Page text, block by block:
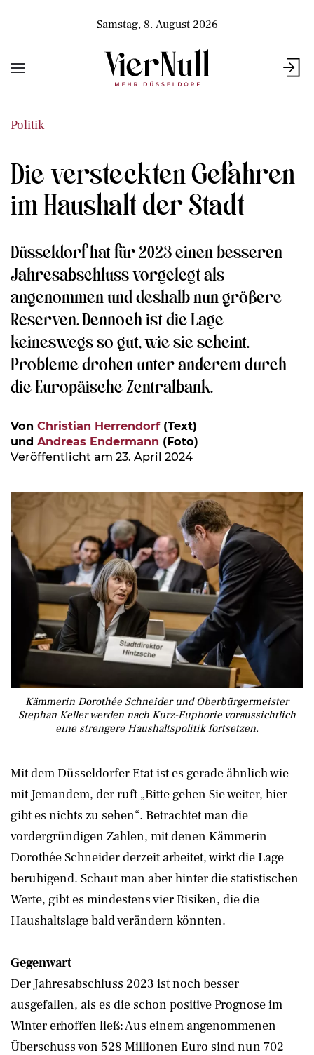
Samstag, 8. August 2026
Politik
Die versteckten Gefahren
im Haushalt der Stadt
Düsseldorf hat für 2023 einen besseren
Jahresabschluss vorgelegt als
angenommen und deshalb nun größere
Reserven. Dennoch ist die Lage
keineswegs so gut, wie sie scheint.
Probleme drohen unter anderem durch
die Europäische Zentralbank.
Von Christian Herrendorf(Text)
und Andreas Endermann (Foto)
Veröffentlicht am 23. April 2024
Kämmerin Dorothée Schneider und Oberbürgermeister
Stephan Keller werden nach Kurz-Euphorie voraussichtlich
eine strengere Haushaltspolitik fortsetzen.
Mit dem Düsseldorfer Etat ist es gerade ähnlich wie
mit Jemandem, der ruft „Bitte gehen Sie weiter, hier
gibt es nichts zu sehen“. Betrachtet man die
vordergründigen Zahlen, mit denen Kämmerin
Dorothée Schneider derzeit arbeitet, wirkt die Lage
beruhigend. Schaut man aber hinter die statistischen
Werte, gibt es mindestens vier Risiken, die die
Haushaltslage bald verändern könnten.
Gegenwart
Der Jahresabschluss 2023 ist noch besser
ausgefallen, als es die schon positive Prognose im
Winter erhoffen ließ: Aus einem angenommenen
Überschuss von 528 Millionen Euro sind nun 702